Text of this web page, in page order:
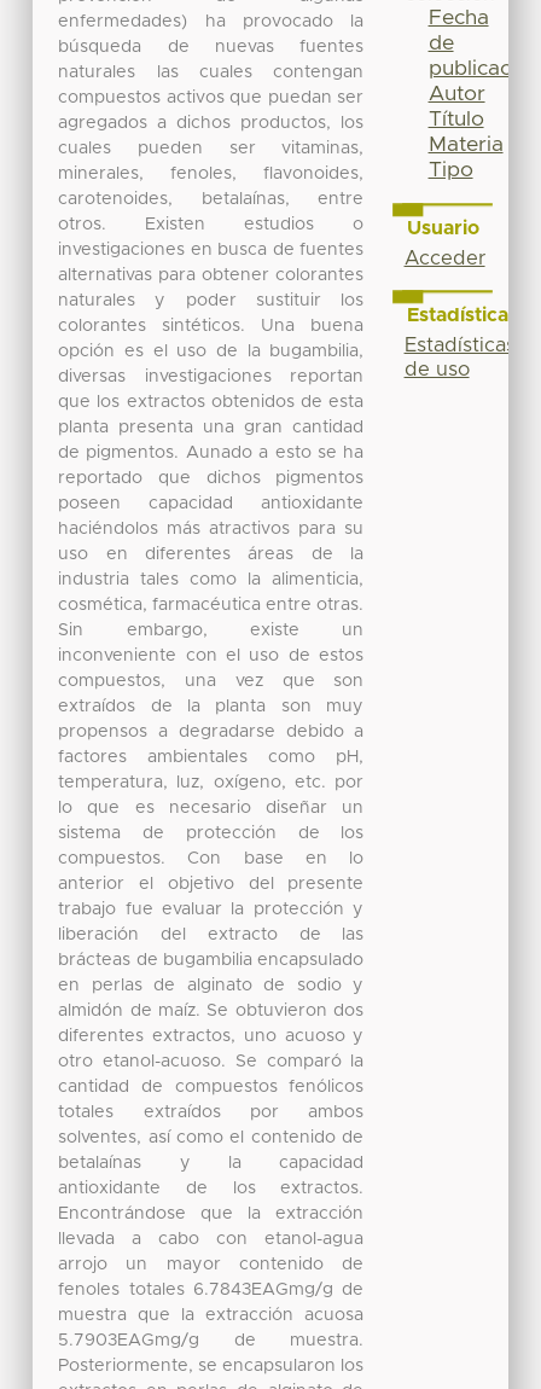
enfermedades) ha provocado la
búsqueda de nuevas fuentes
naturales las cuales contengan
compuestos activos que puedan ser
agregados a dichos productos, los
cuales pueden ser vitaminas,
minerales, fenoles, flavonoides,
carotenoides, betalaínas, entre
otros. Existen estudios o
investigaciones en busca de fuentes
alternativas para obtener colorantes
naturales y poder sustituir los
colorantes sintéticos. Una buena
opción es el uso de la bugambilia,
diversas investigaciones reportan
que los extractos obtenidos de esta
planta presenta una gran cantidad
de pigmentos. Aunado a esto se ha
reportado que dichos pigmentos
poseen capacidad antioxidante
haciéndolos más atractivos para su
uso en diferentes áreas de la
industria tales como la alimenticia,
cosmética, farmacéutica entre otras.
Sin embargo, existe un
inconveniente con el uso de estos
compuestos, una vez que son
extraídos de la planta son muy
propensos a degradarse debido a
factores ambientales como pH,
temperatura, luz, oxígeno, etc. por
lo que es necesario diseñar un
sistema de protección de los
compuestos. Con base en lo
anterior el objetivo del presente
trabajo fue evaluar la protección y
liberación del extracto de las
brácteas de bugambilia encapsulado
en perlas de alginato de sodio y
almidón de maíz. Se obtuvieron dos
diferentes extractos, uno acuoso y
otro etanol-acuoso. Se comparó la
cantidad de compuestos fenólicos
totales extraídos por ambos
solventes, así como el contenido de
betalaínas y la capacidad
antioxidante de los extractos.
Encontrándose que la extracción
llevada a cabo con etanol-agua
arrojo un mayor contenido de
fenoles totales 6.7843EAGmg/g de
muestra que la extracción acuosa
5.7903EAGmg/g de muestra.
Posteriormente, se encapsularon los
Fecha
de
publicación
Autor
Título
Materia
Tipo
Usuario
Acceder
Estadísticas
Estadísticas
de uso